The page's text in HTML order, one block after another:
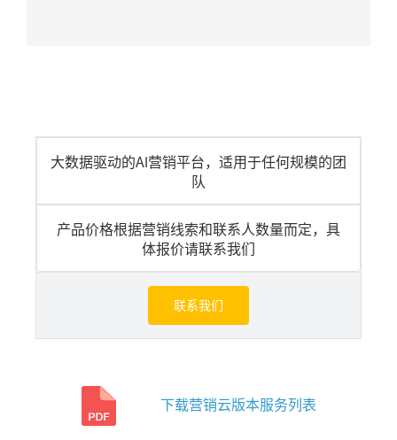
大数据驱动的AI营销平台，适用于任何规模的团
队
产品价格根据营销线索和联系人数量而定，具
体报价请联系我们
联系我们
下载营销云版本服务列表